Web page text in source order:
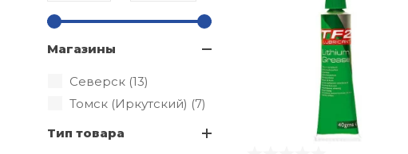
Магазины
Северск (13)
Томск (Иркутский) (7)
Тип товара